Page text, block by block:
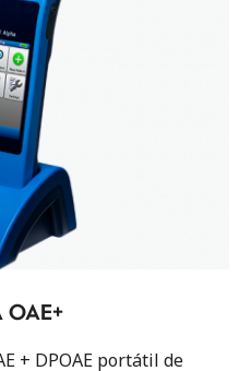
+ DPOAE portátil de